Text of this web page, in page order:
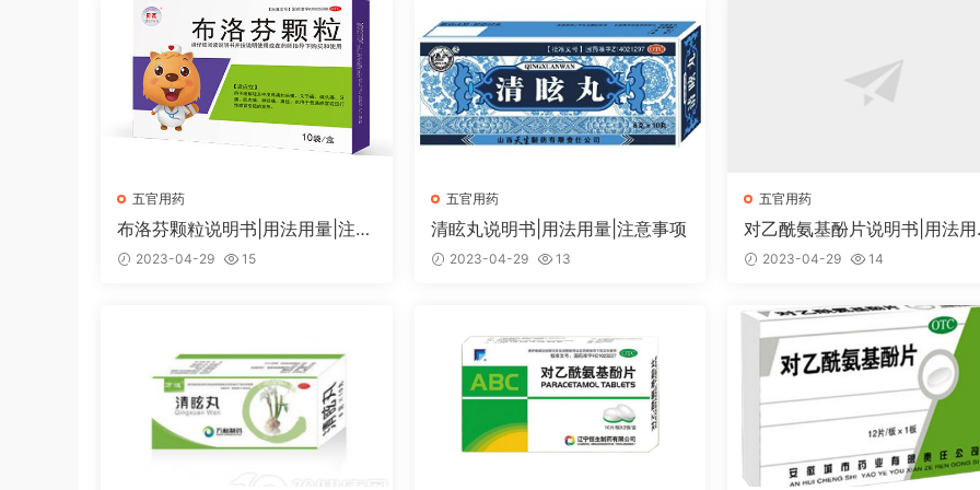
五官用药
布洛芬颗粒说明书|用法用量|注意
事项2023-04-29 15
五官用药
清眩丸说明书|用法用量|注意事项
2023-04-29 13
五官用药
对乙酰氨基酚片说明书|用法
注意事项
2023-04-29 14